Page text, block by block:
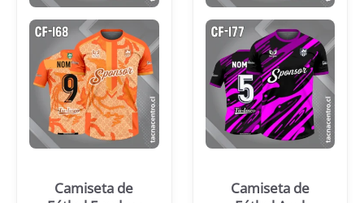
Camiseta de
Camiseta de